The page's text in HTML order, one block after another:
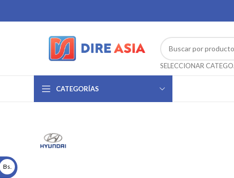
CATEGORÍAS
Bs.